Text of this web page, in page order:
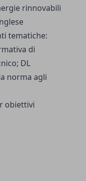
rinnovabili
tematiche:
di
DL
norma agli
obiettivi